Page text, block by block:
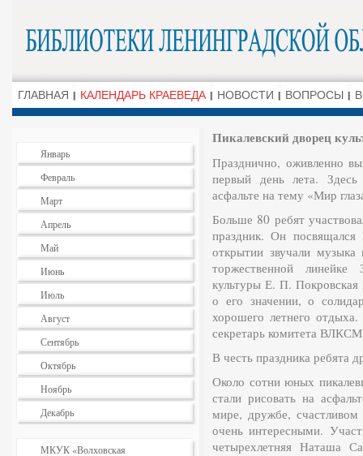
ГЛАВНАЯ КАЛЕНДАРЬ КРАЕВЕДА НОВОСТИ ВОПРОСЫ
Январь
Февраль
Март
Апрель
Май
Июнь
Июль
Август
Сентябрь
Октябрь
Ноябрь
Декабрь
МКУК «Волховская
Пикалевский дворец
Празднично, оживленно
первый день лета.
асфальте на тему «Мир
Больше 80 ребят
праздник. Он
открытии звучали
торжественной
культуры Е. П. Покровская
о его значении, о
хорошего летнего
секретарь комитета
В честь праздника ребята
Около сотни юных
стали рисовать на
мире, дружбе,
очень интересными.
четырехлетняя Наташа